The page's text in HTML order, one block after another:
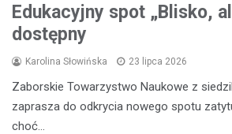
Edukacyjny spot „Blisko,
dostępny
Karolina Słowińska 23 lipca 2026
Zaborskie Towarzystwo Naukowe z
zaprasza do odkrycia nowego spotu
choć…